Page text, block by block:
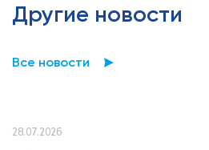
Другие новости
Все новости
28.07.2026